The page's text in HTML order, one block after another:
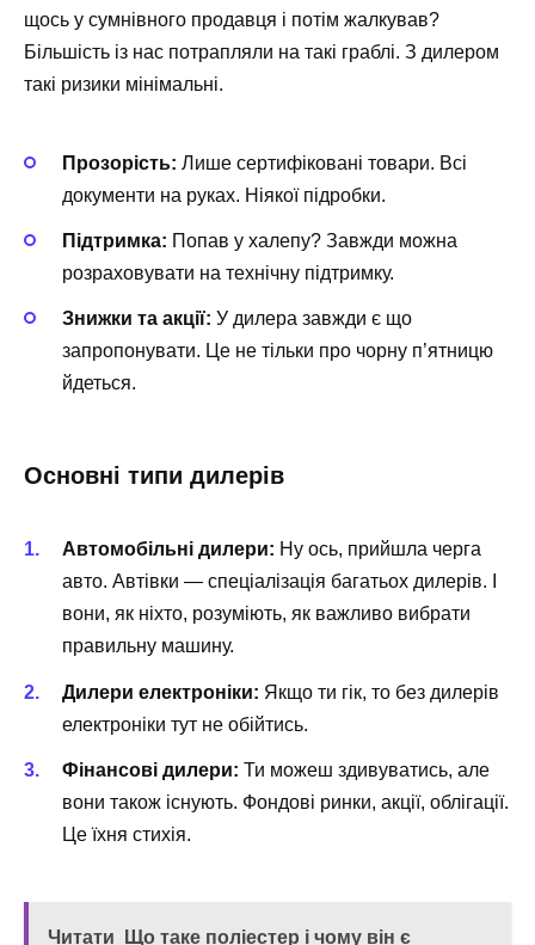
щось у сумнівного продавця і потім жалкував?
Більшість із нас потрапляли на такі граблі. З дилером
такі ризики мінімальні.
Прозорість: Лише сертифіковані товари. Всі
документи на руках. Ніякої підробки.
Підтримка: Попав у халепу? Завжди можна
розраховувати на технічну підтримку.
Знижки та акції: У дилера завжди є що
запропонувати. Це не тільки про чорну п’ятницю
йдеться.
Основні типи дилерів
Автомобільні дилери: Ну ось, прийшла черга
авто. Автівки — спеціалізація багатьох дилерів. І
вони, як ніхто, розуміють, як важливо вибрати
правильну машину.
Дилери електроніки: Якщо ти гік, то без дилерів
електроніки тут не обійтись.
Фінансові дилери: Ти можеш здивуватись, але
вони також існують. Фондові ринки, акції, облігації.
Це їхня стихія.
Читати Що таке поліестер і чому він є